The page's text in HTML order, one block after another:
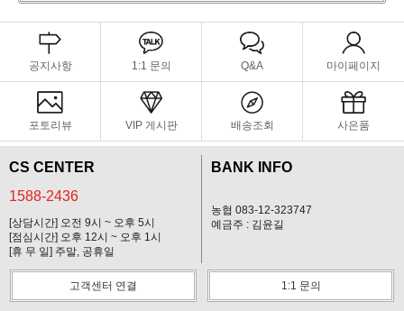
공지사항 1:1 문의 Q&A 마이페이지
포토리뷰 VIP 게시판 배송조회 사은품
CS CENTER
1588-2436
[상담시간] 오전 9시 ~ 오후 5시
[점심시간] 오후 12시 ~ 오후 1시
[휴 무 일] 주말, 공휴일
BANK INFO
농협 083-12-323747
예금주 : 김윤길
고객센터 연결 1:1 문의